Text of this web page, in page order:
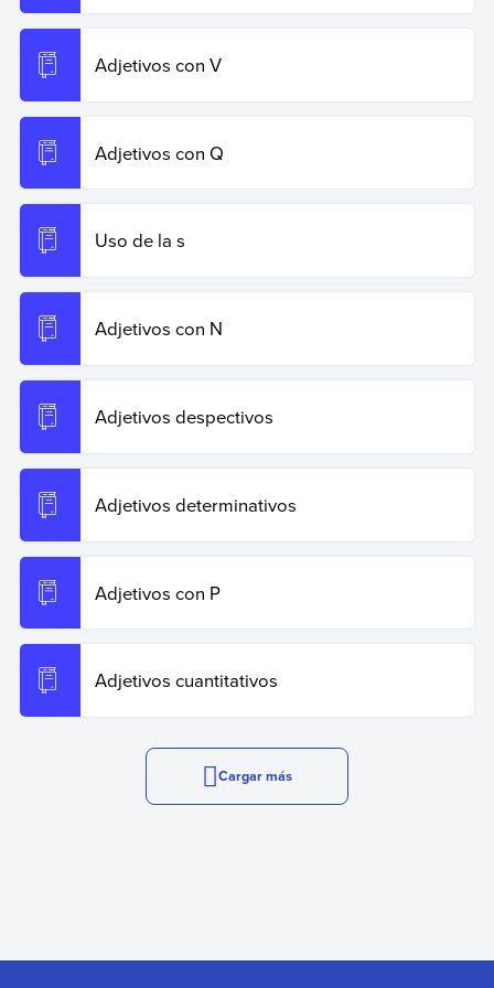
Adjetivos con V
Adjetivos con Q
Uso de la s
Adjetivos con N
Adjetivos despectivos
Adjetivos determinativos
Adjetivos con P
Adjetivos cuantitativos
Cargar más